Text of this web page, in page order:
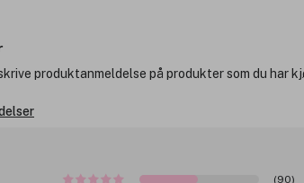
produktanmeldelse på produkter som du har
(90)